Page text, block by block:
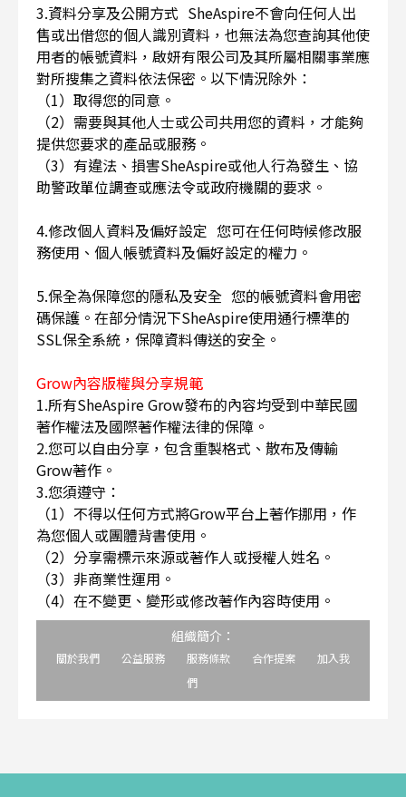
3.資料分享及公開方式 SheAspire不會向任何人出
售或出借您的個人識別資料，也無法為您查詢其他使
用者的帳號資料，啟妍有限公司及其所屬相關事業應
對所搜集之資料依法保密。以下情況除外：
（1）取得您的同意。
（2）需要與其他人士或公司共用您的資料，才能夠
提供您要求的產品或服務。
（3）有違法、損害SheAspire或他人行為發生、協
助警政單位調查或應法令或政府機關的要求。
4.修改個人資料及偏好設定 您可在任何時候修改服
務使用、個人帳號資料及偏好設定的權力。
5.保全為保障您的隱私及安全 您的帳號資料會用密
碼保護。在部分情況下SheAspire使用通行標準的
SSL保全系統，保障資料傳送的安全。
Grow內容版權與分享規範
1.所有SheAspire Grow發布的內容均受到中華民國
著作權法及國際著作權法律的保障。
2.您可以自由分享，包含重製格式、散布及傳輸
Grow著作。
3.您須遵守：
（1）不得以任何方式將Grow平台上著作挪用，作
為您個人或團體背書使用。
（2）分享需標示來源或著作人或授權人姓名。
（3）非商業性運用。
（4）在不變更、變形或修改著作內容時使用。
組織簡介：
關於我們 公益服務 服務條款 合作提案
加入我
們